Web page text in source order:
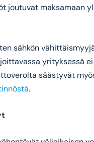
joutuvat maksamaan
sähkön
yrityksessä
säästyvät
.